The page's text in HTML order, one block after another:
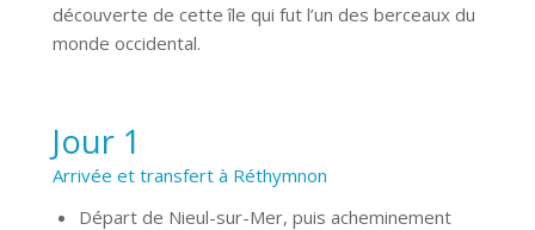
découverte de cette île qui fut l’un des berceaux du
monde occidental.
Jour 1
Arrivée et transfert à Réthymnon
Départ de Nieul-sur-Mer, puis acheminement